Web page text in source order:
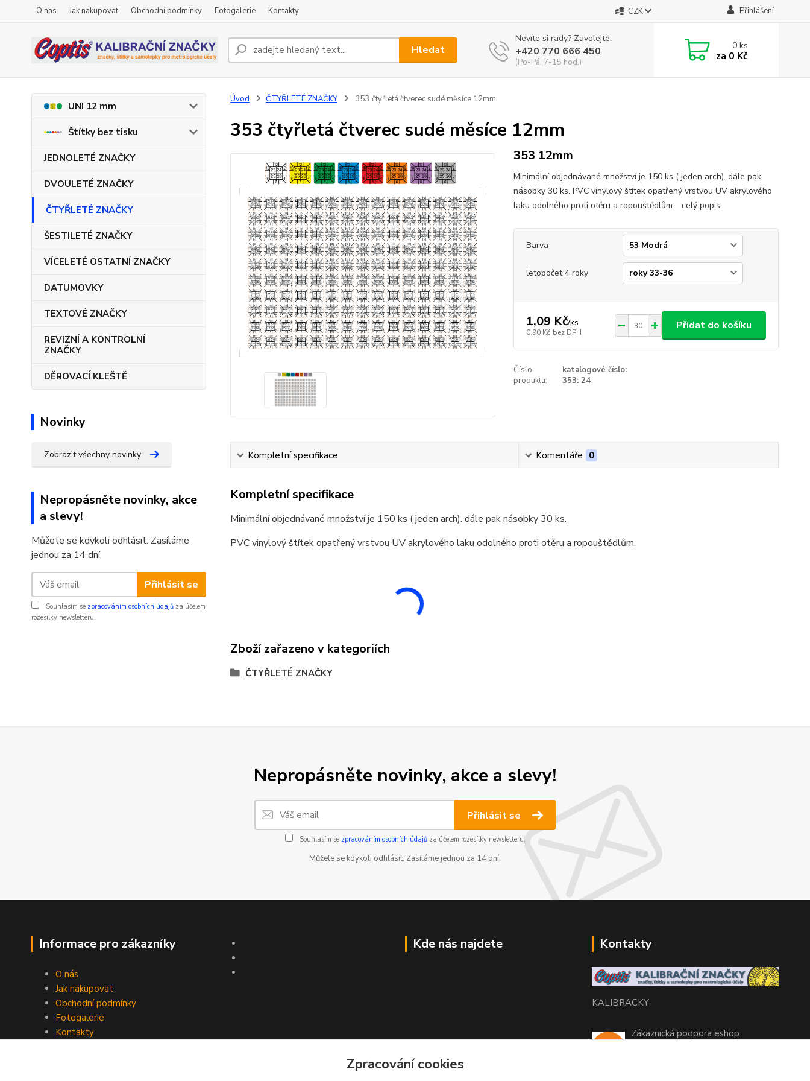
O nás Jak nakupovat Obchodní podmínky Fotogalerie Kontakty CZK Přihlášení
Hledat
Nevíte si rady? Zavolejte.
+420 770 666 450
(Po-Pá, 7-15 hod.)
0ks
za 0 Kč
UNI 12 mm
Štítky bez tisku
JEDNOLETÉ ZNAČKY
DVOULETÉ ZNAČKY
ČTYŘLETÉ ZNAČKY
ŠESTILETÉ ZNAČKY
VÍCELETÉ OSTATNÍ ZNAČKY
DATUMOVKY
TEXTOVÉ ZNAČKY
REVIZNÍ A KONTROLNÍ
ZNAČKY
DĚROVACÍ KLEŠTĚ
Novinky
Zobrazit všechny novinky
Nepropásněte novinky, akce
a slevy!
Můžete se kdykoli odhlásit. Zasíláme
jednou za 14 dní.
Přihlásit se
Souhlasím se zpracováním osobních údajů za účelem
rozesílky newsletteru.
Úvod ČTYŘLETÉ ZNAČKY 353 čtyřletá čtverec sudé měsíce 12mm
353 čtyřletá čtverec sudé měsíce 12mm
353 12mm
Minimální objednávané množství je 150 ks ( jeden arch). dále pak
násobky 30 ks. PVC vinylový štítek opatřený vrstvou UV akrylového
laku odolného proti otěru a ropouštědlům. celý popis
Barva
letopočet 4 roky
1,09 Kč/ks
0,90 Kč bez DPH
Přidat do košíku
Číslo
produktu:
katalogové číslo:
353: 24
Kompletní specifikace Komentáře 0
Kompletní specifikace
Minimální objednávané množství je 150 ks ( jeden arch). dále pak násobky 30 ks.
PVC vinylový štítek opatřený vrstvou UV akrylového laku odolného proti otěru a ropouštědlům.
Zboží zařazeno v kategoriích
ČTYŘLETÉ ZNAČKY
Nepropásněte novinky, akce a slevy!
Přihlásit se
Souhlasím se zpracováním osobních údajůza účelem rozesílky newsletteru.
Můžete se kdykoli odhlásit. Zasíláme jednou za 14 dní.
Informace pro zákazníky
O nás
Jak nakupovat
Obchodní podmínky
Fotogalerie
Kontakty
Kde nás najdete Kontakty
KALIBRACKY
Zákaznická podpora eshop
Zpracování cookies